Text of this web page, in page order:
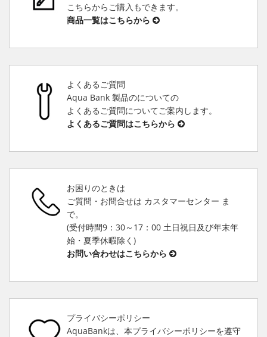
こちらからご購入もできます。
商品一覧はこちらから
よくあるご質問
Aqua Bank 製品のについての
よくあるご質問についてご案内します。
よくあるご質問はこちらから
お困りのときは
ご質問・お問合せは カスタマーセンター ま
で。
(受付時間9：30～17：00 土日祝日及び年末年
始・夏季休暇除く)
お問い合わせはこちらから
プライバシーポリシー
AquaBankは、本プライバシーポリシーを遵守